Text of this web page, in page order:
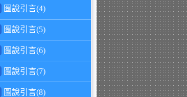
圖說引言(4)
圖說引言(5)
圖說引言(6)
圖說引言(7)
圖說引言(8)